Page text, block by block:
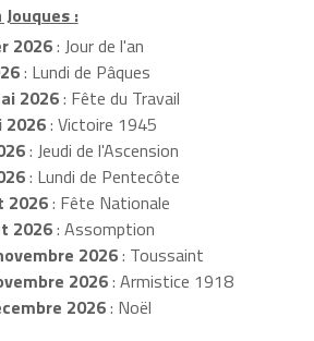
:
2026: Jour de l'an
: Lundi de Pâques
2026: Fête du Travail
2026: Victoire 1945
: Jeudi de l'Ascension
: Lundi de Pentecôte
2026: Fête Nationale
2026: Assomption
2026: Toussaint
2026: Armistice 1918
2026: Noël